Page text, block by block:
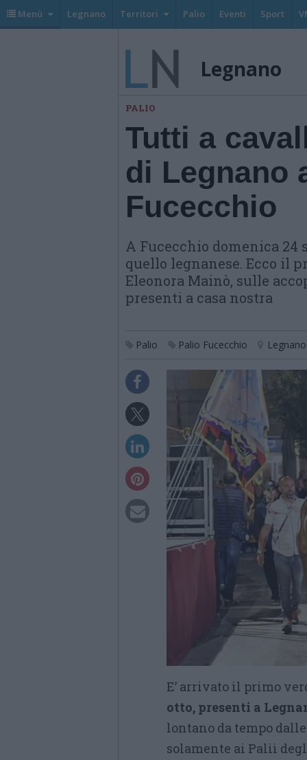
Menù Legnano Territori Palio Eventi Sport
Legnano
PALIO
Tutti a
di Legnano
Fucecchio
A Fucecchio domenica
quello legnanese. Ecco il
Eleonora Mainò, sulle
presenti a casa nostra
Palio Palio Fucecchio Legnano
E’ arrivato il primo
otto, presenti a
lontano da tempo
solamente ai Palii